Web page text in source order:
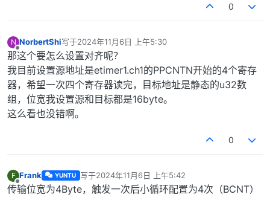
0
N
离线
NorbertShi写于2024年11月6日 上午5:30
最后由 编辑
那这个要怎么设置对齐呢？
我目前设置源地址是etimer1.ch1的PPCNTN开始的4个寄存
器，希望一次四个寄存器读完，目标地址是静态的u32数
组，位宽我设置源和目标都是16byte。
这么看也没错啊。
0
F
离线
Frank YUNTU 写于2024年11月6日 上午5:42
最后由 编辑
传输位宽为4Byte，触发一次后小循环配置为4次（BCNT）